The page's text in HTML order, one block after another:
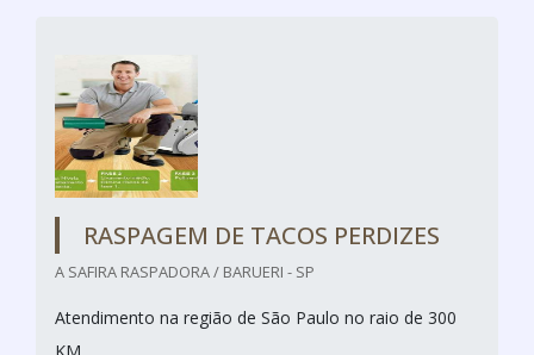
RASPAGEM DE TACOS PERDIZES
A SAFIRA RASPADORA / BARUERI - SP
Atendimento na região de São Paulo no raio de 300
KM